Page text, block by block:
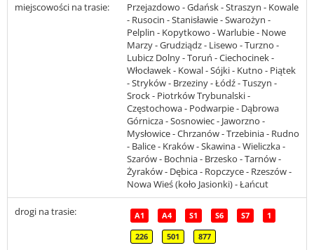
miejscowości na trasie:
Przejazdowo - Gdańsk - Straszyn - Kowale
- Rusocin - Stanisławie - Swarożyn -
Pelplin - Kopytkowo - Warlubie - Nowe
Marzy - Grudziądz - Lisewo - Turzno -
Lubicz Dolny - Toruń - Ciechocinek -
Włocławek - Kowal - Sójki - Kutno - Piątek
- Stryków - Brzeziny - Łódź - Tuszyn -
Srock - Piotrków Trybunalski -
Częstochowa - Podwarpie - Dąbrowa
Górnicza - Sosnowiec - Jaworzno -
Mysłowice - Chrzanów - Trzebinia - Rudno
- Balice - Kraków - Skawina - Wieliczka -
Szarów - Bochnia - Brzesko - Tarnów -
Żyraków - Dębica - Ropczyce - Rzeszów -
Nowa Wieś (koło Jasionki) - Łańcut
drogi na trasie: A1 A4 S1 S6 S7 1
226 501 877